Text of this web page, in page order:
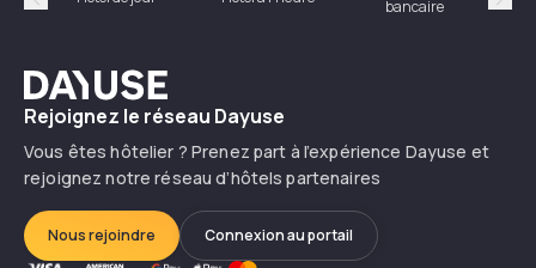
Précédent
bancaire
Dayuse
Rejoignez le réseau Dayuse
Vous êtes hôtelier ? Prenez part à l’expérience Dayuse et
rejoignez notre réseau d’hôtels partenaires
Nous rejoindre Connexion au portail